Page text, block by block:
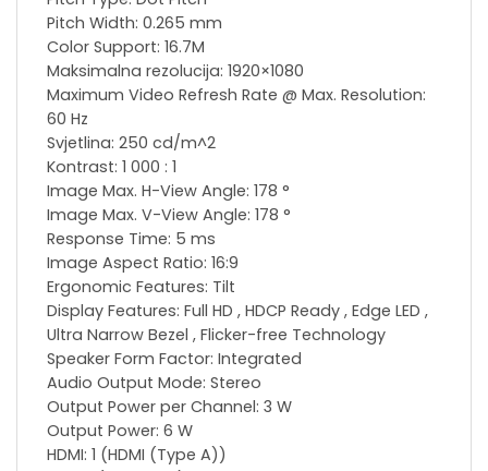
Pitch Width: 0.265 mm
Color Support: 16.7M
Maksimalna rezolucija: 1920×1080
Maximum Video Refresh Rate @ Max. Resolution:
60 Hz
Svjetlina: 250 cd/m^2
Kontrast: 1 000 : 1
Image Max. H-View Angle: 178 °
Image Max. V-View Angle: 178 °
Response Time: 5 ms
Image Aspect Ratio: 16:9
Ergonomic Features: Tilt
Display Features: Full HD , HDCP Ready , Edge LED ,
Ultra Narrow Bezel , Flicker-free Technology
Speaker Form Factor: Integrated
Audio Output Mode: Stereo
Output Power per Channel: 3 W
Output Power: 6 W
HDMI: 1 (HDMI (Type A))